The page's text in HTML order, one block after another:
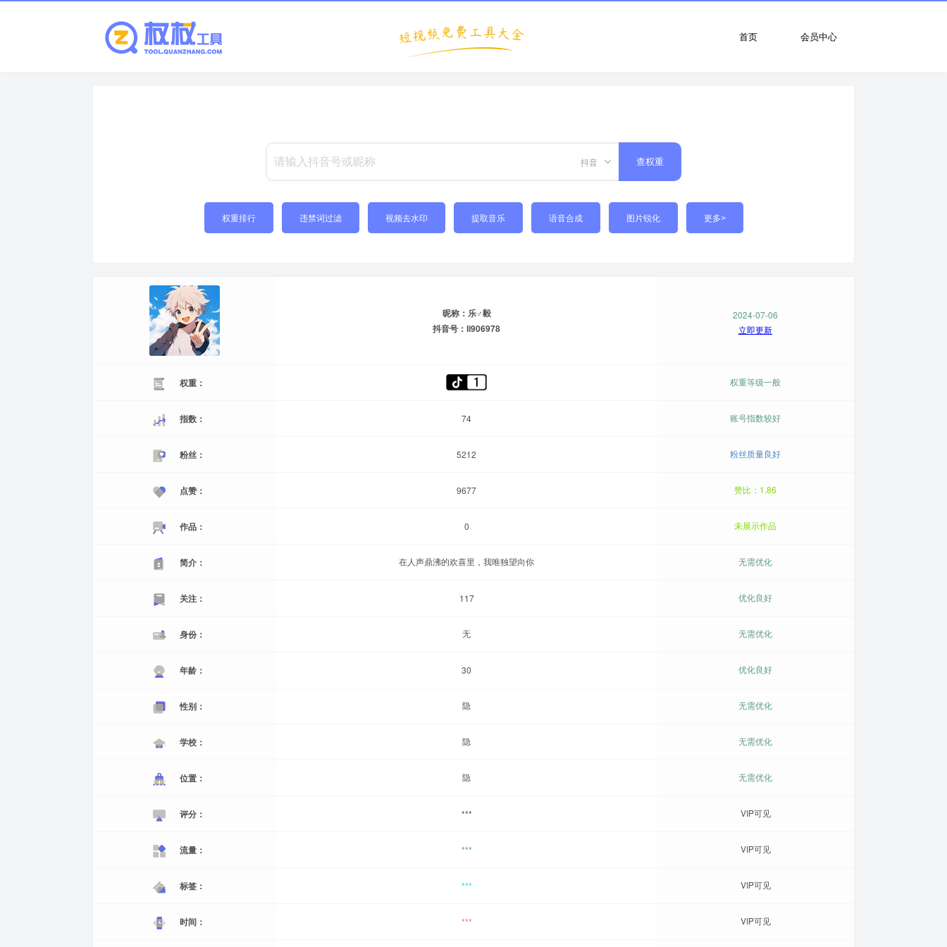
会员中心
首页
抖音 查权重
权重排行 违禁词过滤 视频去水印 提取音乐 语音合成 图片锐化 更多>
昵称：乐♂毅
抖音号：li906978
2024-07-06
立即更新
权重： 权重等级一般
指数： 74 账号指数较好
粉丝： 5212 粉丝质量良好
点赞： 9677 赞比：1.86
作品： 0 未展示作品
简介： 在人声鼎沸的欢喜里，我唯独望向你 无需优化
关注： 117 优化良好
身份： 无 无需优化
年龄： 30 优化良好
性别： 隐 无需优化
学校： 隐 无需优化
位置： 隐 无需优化
评分： *** VIP可见
流量： *** VIP可见
标签： *** VIP可见
时间： *** VIP可见